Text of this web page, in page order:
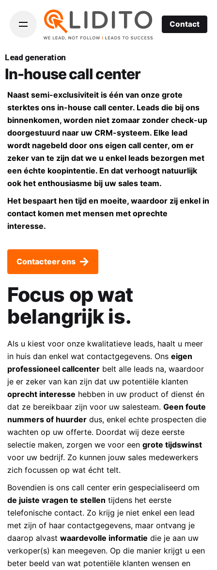
Contact
Lead generation
In-house call center
Naast semi-exclusiviteit is één van onze grote
sterktes ons in-house call center. Leads die bij ons
binnenkomen, worden niet zomaar zonder check-up
doorgestuurd naar uw CRM-systeem. Elke lead
wordt nagebeld door ons eigen call center, om er
zeker van te zijn dat we u enkel leads bezorgen met
een échte koopintentie. En dat verhoogt natuurlijk
ook het enthousiasme bij uw sales team.
Het bespaart hen tijd en moeite, waardoor zij enkel in
contact komen met mensen met oprechte
interesse.
Contacteer ons
Focus op wat
belangrijk is.
Als u kiest voor onze kwalitatieve leads, haalt u meer
in huis dan enkel wat contactgegevens. Ons eigen
professioneel callcenter belt alle leads na, waardoor
je er zeker van kan zijn dat uw potentiële klanten
oprecht interesse hebben in uw product of dienst én
dat ze bereikbaar zijn voor uw salesteam. Geen foute
nummers of huurder dus, enkel echte prospecten die
wachten op uw offerte. Doordat wij deze eerste
selectie maken, zorgen we voor een grote tijdswinst
voor uw bedrijf. Zo kunnen jouw sales medewerkers
zich focussen op wat écht telt.
Bovendien is ons call center erin gespecialiseerd om
de juiste vragen te stellen tijdens het eerste
telefonische contact. Zo krijg je niet enkel een lead
met zijn of haar contactgegevens, maar ontvang je
daarop alvast waardevolle informatie die je aan uw
verkoper(s) kan meegeven. Op die manier krijgt u een
beter beeld van wat potentiële klanten wensen en